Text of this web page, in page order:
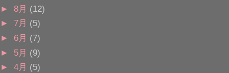
► 8月 (12)
► 7月 (5)
► 6月 (7)
► 5月 (9)
► 4月 (5)